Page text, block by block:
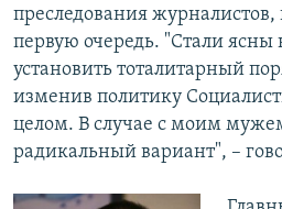
преследования
первую очередь. "Стали ясны
установить тоталитарный
изменив политику
целом. В случае с моим
радикальный вариант", –